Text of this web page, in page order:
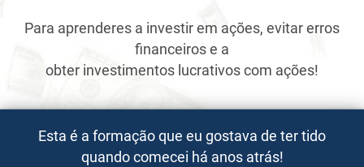
Para aprenderes a investir em ações, evitar erros
financeiros e a
obter investimentos lucrativos com ações!
Esta é a formação que eu gostava de ter tido
quando comecei há anos atrás!